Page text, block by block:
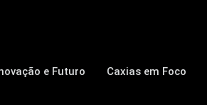
e Futuro Caxias em Foco